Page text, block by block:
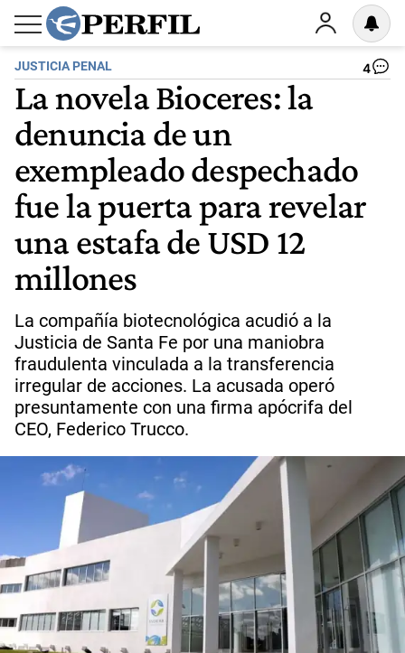
JUSTICIA PENAL 4
La novela Bioceres: la
denuncia de un
exempleado despechado
fue la puerta para revelar
una estafa de USD 12
millones
La compañía biotecnológica acudió a la
Justicia de Santa Fe por una maniobra
fraudulenta vinculada a la transferencia
irregular de acciones. La acusada operó
presuntamente con una firma apócrifa del
CEO, Federico Trucco.